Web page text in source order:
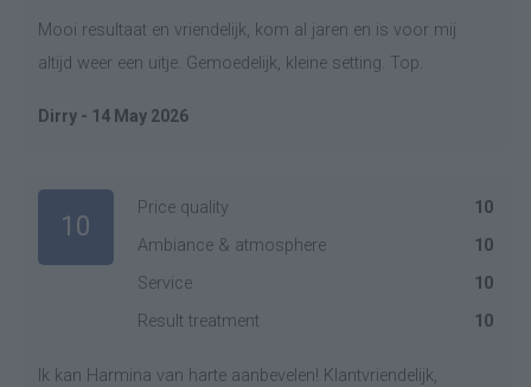
Mooi resultaat en vriendelijk, kom al jaren en is voor mij
altijd weer een uitje. Gemoedelijk, kleine setting. Top.
Dirry - 14 May 2026
10
Price quality
10
Ambiance & atmosphere
10
Service
10
Result treatment
10
Ik kan Harmina van harte aanbevelen! Klantvriendelijk,